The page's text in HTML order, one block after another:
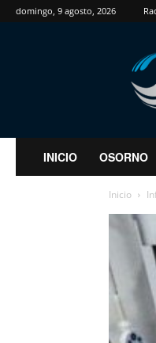
domingo, 9 agosto, 2026
INICIO OSORNO
Inicio